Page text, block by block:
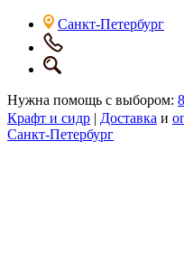
Санкт-Петербург
Нужна помощь с выбором:
Крафт и сидр | Доставка и
Санкт-Петербург